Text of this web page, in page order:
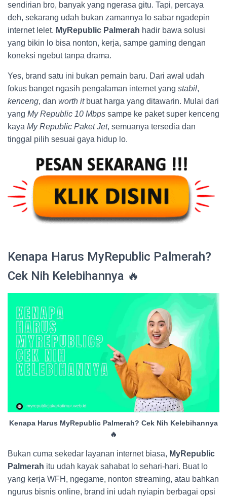
sendirian bro, banyak yang ngerasa gitu. Tapi, percaya
deh, sekarang udah bukan zamannya lo sabar ngadepin
internet lelet. MyRepublic Palmerah hadir bawa solusi
yang bikin lo bisa nonton, kerja, sampe gaming dengan
koneksi ngebut tanpa drama.
Yes, brand satu ini bukan pemain baru. Dari awal udah
fokus banget ngasih pengalaman internet yang stabil,
kenceng, dan worth itbuat harga yang ditawarin. Mulai dari
yang My Republic 10 Mbps sampe ke paket super kenceng
kaya My Republic Paket Jet, semuanya tersedia dan
tinggal pilih sesuai gaya hidup lo.
Kenapa Harus MyRepublic Palmerah?
Cek Nih Kelebihannya 🔥
Kenapa Harus MyRepublic Palmerah? Cek Nih Kelebihannya
🔥
Bukan cuma sekedar layanan internet biasa, MyRepublic
Palmerah itu udah kayak sahabat lo sehari-hari. Buat lo
yang kerja WFH, ngegame, nonton streaming, atau bahkan
ngurus bisnis online, brand ini udah nyiapin berbagai opsi